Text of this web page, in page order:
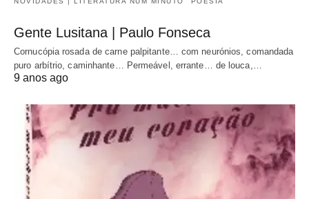
Gente Lusitana | Paulo Fonseca
Cornucópia rosada de carne palpitante… com neurónios, comandada
puro arbítrio, caminhante… Permeável, errante… de louca,…
9 anos ago